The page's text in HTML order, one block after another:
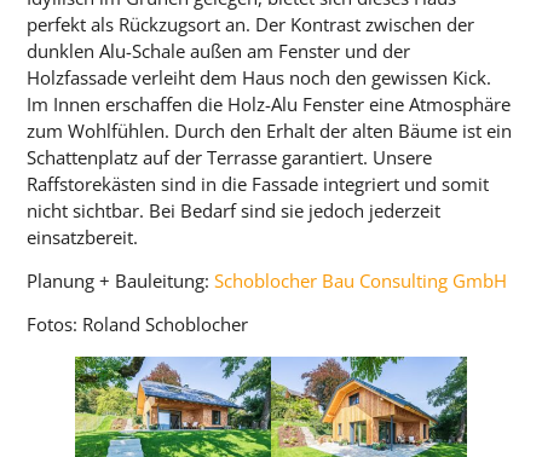
perfekt als Rückzugsort an. Der Kontrast zwischen der
dunklen Alu-Schale außen am Fenster und der
Holzfassade verleiht dem Haus noch den gewissen Kick.
Im Innen erschaffen die Holz-Alu Fenster eine Atmosphäre
zum Wohlfühlen. Durch den Erhalt der alten Bäume ist ein
Schattenplatz auf der Terrasse garantiert. Unsere
Raffstorekästen sind in die Fassade integriert und somit
nicht sichtbar. Bei Bedarf sind sie jedoch jederzeit
einsatzbereit.
Planung + Bauleitung:Schoblocher Bau Consulting GmbH
Fotos: Roland Schoblocher